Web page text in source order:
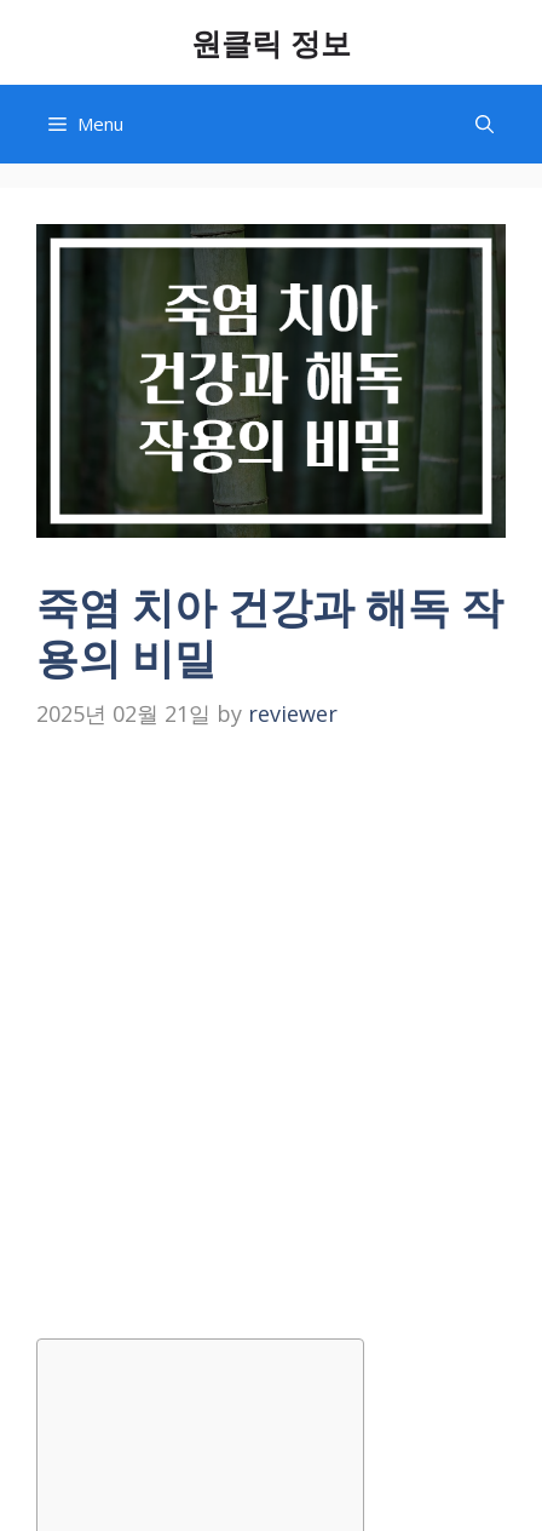
content
원클릭 정보
Menu
죽염 치아 건강과 해독 작
용의 비밀
2025년 02월 21일 by reviewer